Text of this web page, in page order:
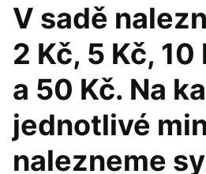
V sadě
2 Kč, 5 Kč, 10
a 50 Kč. Na
jednotlivé
nalezneme